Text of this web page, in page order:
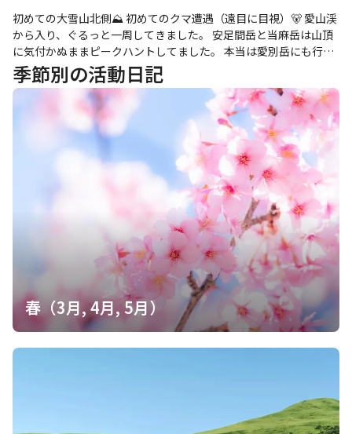
路についたのでした。 長文すみません😔
初めての大雪山北側⛰️ 初めてのクマ遭遇（遠目に目視）🐻‍ 愛山渓
から入り、ぐるっと一周してきました。 安足間岳と当麻岳は山頂
に気付かぬままピークハントしてました。 本当は愛別岳にも行き
たかったのですが、時間も天候（眺望悪し）も厳しかったので断
念しました。 また、クマを見かけたことでHP-40くらいのダメー
ジを負いました笑 晴れ予報だったと思ったのに、序盤からガスっ
てるわ途中で雨は降り出すわ思ってた天気と違う……🥺 クマが出
た時は100mほど先の登山道を狐が横切り、目の前をシマリスが駆
け、近くからはナキウサギの声がするというアニマルパーティー
状態でした🦊🐰🐻‍🐿 登山メモ✍️ ・登山道は水没通り越してもはや
川 ・川はコースタイム以上に時間がかかる ・ザックはなるべく軽
く ・浄水器を持っていけば2Lの水はいらない ・登山中にクマを見
季節別の活動日記
春（3月, 4月, 5月）